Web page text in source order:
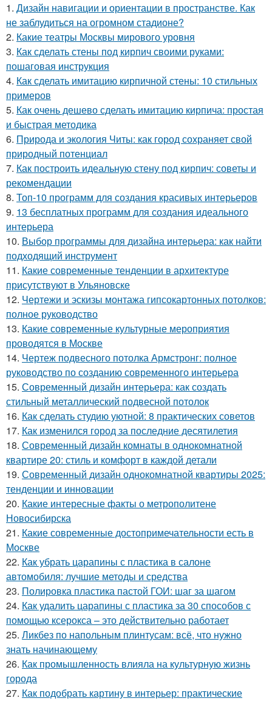
1. Дизайн навигации и ориентации в пространстве. Как
не заблудиться на огромном стадионе?
2. Какие театры Москвы мирового уровня
3. Как сделать стены под кирпич своими руками:
пошаговая инструкция
4. Как сделать имитацию кирпичной стены: 10 стильных
примеров
5. Как очень дешево сделать имитацию кирпича: простая
и быстрая методика
6. Природа и экология Читы: как город сохраняет свой
природный потенциал
7. Как построить идеальную стену под кирпич: советы и
рекомендации
8. Топ-10 программ для создания красивых интерьеров
9. 13 бесплатных программ для создания идеального
интерьера
10. Выбор программы для дизайна интерьера: как найти
подходящий инструмент
11. Какие современные тенденции в архитектуре
присутствуют в Ульяновске
12. Чертежи и эскизы монтажа гипсокартонных потолков:
полное руководство
13. Какие современные культурные мероприятия
проводятся в Москве
14. Чертеж подвесного потолка Армстронг: полное
руководство по созданию современного интерьера
15. Современный дизайн интерьера: как создать
стильный металлический подвесной потолок
16. Как сделать студию уютной: 8 практических советов
17. Как изменился город за последние десятилетия
18. Современный дизайн комнаты в однокомнатной
квартире 20: стиль и комфорт в каждой детали
19. Современный дизайн однокомнатной квартиры 2025:
тенденции и инновации
20. Какие интересные факты о метрополитене
Новосибирска
21. Какие современные достопримечательности есть в
Москве
22. Как убрать царапины с пластика в салоне
автомобиля: лучшие методы и средства
23. Полировка пластика пастой ГОИ: шаг за шагом
24. Как удалить царапины с пластика за 30 способов с
помощью ксерокса – это действительно работает
25. Ликбез по напольным плинтусам: всё, что нужно
знать начинающему
26. Как промышленность влияла на культурную жизнь
города
27. Как подобрать картину в интерьер: практические